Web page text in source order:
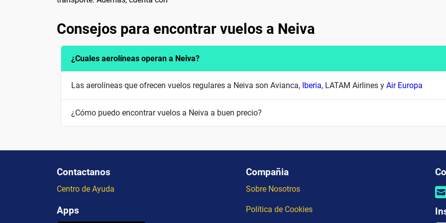
Consejos para encontrar vuelos a Neiva
¿Cuales aerolíneas operan a Neiva?
Las aerolíneas que ofrecen vuelos regulares a Neiva son Avianca, Iberia, LATAM Airlines y Air Europa
¿Cómo puedo encontrar vuelos a Neiva a buen precio?
Contactanos
Centro de Ayuda
Apps
Compañia
Sobre Nosotros
Política de Cookies